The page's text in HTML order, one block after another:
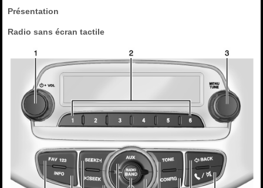
Présentation
Radio sans écran tactile